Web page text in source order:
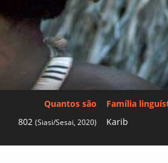
Quantos são
802(Siasi/Sesai, 2020)
Família
Karib